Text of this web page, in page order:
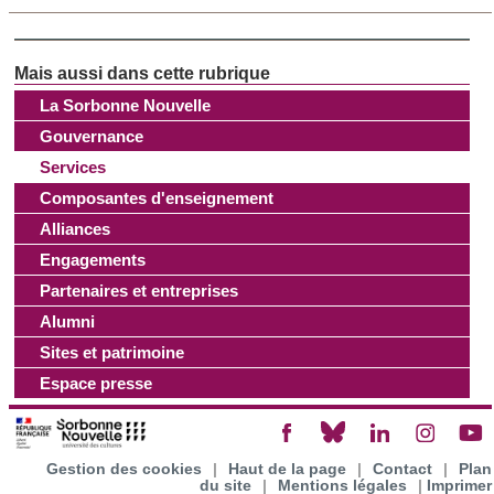
La Sorbonne Nouvelle
Gouvernance
Services
Composantes d'enseignement
Alliances
Engagements
Partenaires et entreprises
Alumni
Sites et patrimoine
Espace presse
Gestion des cookies Haut de la page Contact
Plan
du site
Mentions légales Imprimer